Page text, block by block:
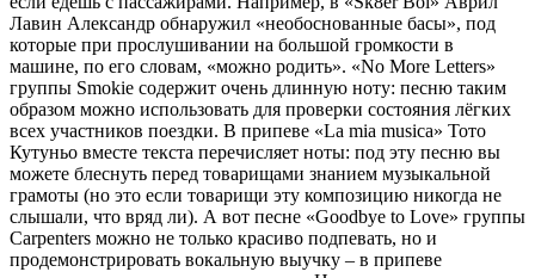
Лавин Александр обнаружил «необоснованные басы», под
которые при прослушивании на большой громкости в
машине, по его словам, «можно родить». «No More Letters»
группы Smokie содержит очень длинную ноту: песню таким
образом можно использовать для проверки состояния лёгких
всех участников поездки. В припеве «La mia musica» Тото
Кутуньо вместе текста перечисляет ноты: под эту песню вы
можете блеснуть перед товарищами знанием музыкальной
грамоты (но это если товарищи эту композицию никогда не
слышали, что вряд ли). А вот песне «Goodbye to Love» группы
Carpenters можно не только красиво подпевать, но и
продемонстрировать вокальную выучку – в припеве